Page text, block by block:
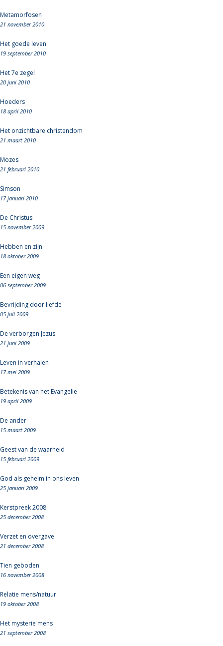
Metamorfosen
21 november 2010
Het goede leven
19 september 2010
Het 7e zegel
20 juni 2010
Hoeders
18 april 2010
Het onzichtbare christendom
21 maart 2010
Mozes
21 februari 2010
Simson
17 januari 2010
De Christus
15 november 2009
Hebben en zijn
18 oktober 2009
Een eigen weg
06 september 2009
Bevrijding door liefde
05 juli 2009
De verborgen Jezus
21 juni 2009
Leven in verhalen
17 mei 2009
Betekenis van het Evangelie
19 april 2009
De ander
15 maart 2009
Geest van de waarheid
15 februari 2009
God als geheim in ons leven
25 januari 2009
Kerstpreek 2008
25 december 2008
Verzet en overgave
21 december 2008
Tien geboden
16 november 2008
Relatie mens/natuur
19 oktober 2008
Het mysterie mens
21 september 2008